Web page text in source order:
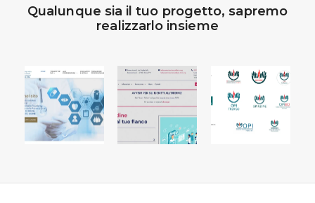
Qualunque sia il tuo progetto, sapremo
realizzarlo insieme
FVG
ORDINE
PROFESSIONI
SANITARIE
VICENZA